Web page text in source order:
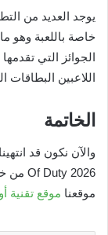
يوجد العديد من
خاصة باللعبة وهو
الجوائز التي
اللاعبين
الخاتمة
موقعنا موقع تقنية